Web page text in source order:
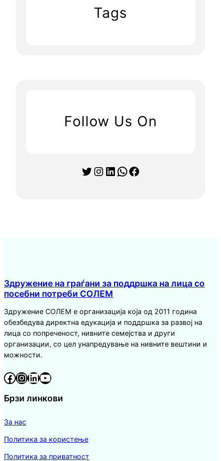
Tags
Follow Us On
Twitter Instagram LinkedIn WhatsApp Facebook
Здружение на граѓани за поддршка на лица со
посебни потреби СОЛЕМ
Здружение СОЛЕМ е организација која од 2011 година
обезбедува директна едукација и поддршка за развој на
лица со попреченост, нивните семејства и други
организации, со цел унапредување на нивните вештини и
можности.
Facebook InstagramLinkedIn YouTube
Брзи линкови
За нас
Политика за користење
Политика за приватност